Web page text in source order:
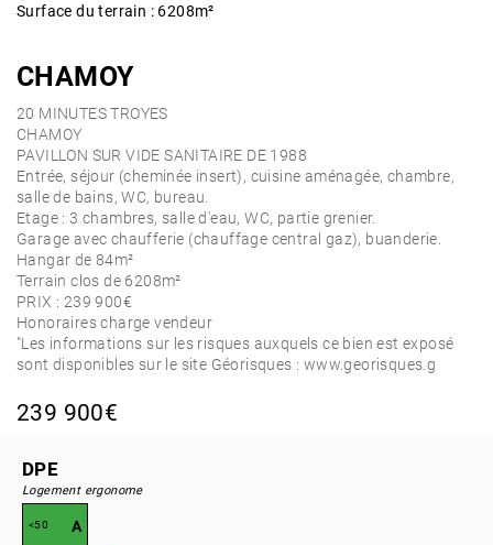
Surface du terrain : 6208m²
CHAMOY
20 MINUTES TROYES
CHAMOY
PAVILLON SUR VIDE SANITAIRE DE 1988
Entrée, séjour (cheminée insert), cuisine aménagée, chambre,
salle de bains, WC, bureau.
Etage : 3 chambres, salle d'eau, WC, partie grenier.
Garage avec chaufferie (chauffage central gaz), buanderie.
Hangar de 84m²
Terrain clos de 6208m²
PRIX : 239 900€
Honoraires charge vendeur
"Les informations sur les risques auxquels ce bien est exposé
sont disponibles sur le site Géorisques : www.georisques.g
239 900€
DPE
Logement ergonome
<50 A